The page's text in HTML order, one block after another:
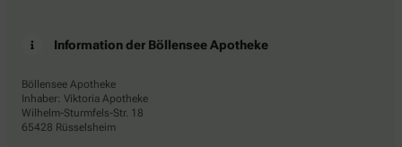
Information der Böllensee Apotheke
Böllensee Apotheke
Inhaber: Viktoria Apotheke
Wilhelm-Sturmfels-Str. 18
65428 Rüsselsheim